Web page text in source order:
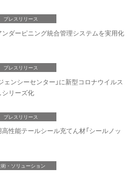
プレスリリース
ダーピニング統合管理システムを実用化
プレスリリース
ェンシーセンター」に新型コロナウイルス
リーズ化
プレスリリース
性能テールシール充てん材「シールノッ
・ソリューション